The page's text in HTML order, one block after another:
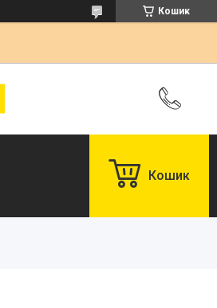
Кошик
Кошик